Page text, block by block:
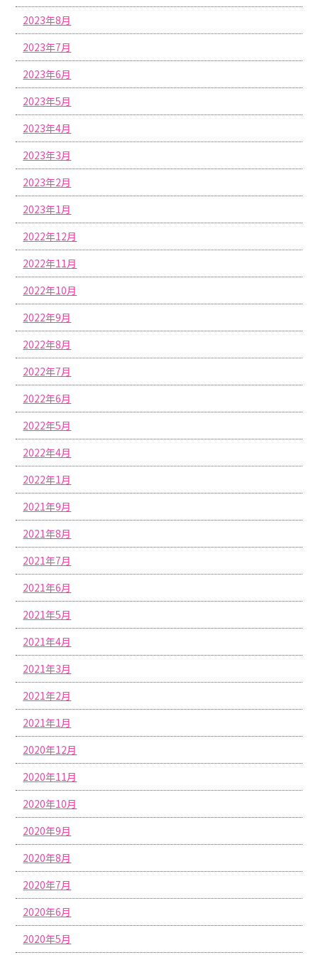
2023年8月
2023年7月
2023年6月
2023年5月
2023年4月
2023年3月
2023年2月
2023年1月
2022年12月
2022年11月
2022年10月
2022年9月
2022年8月
2022年7月
2022年6月
2022年5月
2022年4月
2022年1月
2021年9月
2021年8月
2021年7月
2021年6月
2021年5月
2021年4月
2021年3月
2021年2月
2021年1月
2020年12月
2020年11月
2020年10月
2020年9月
2020年8月
2020年7月
2020年6月
2020年5月